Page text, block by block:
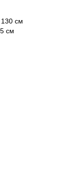
см
см